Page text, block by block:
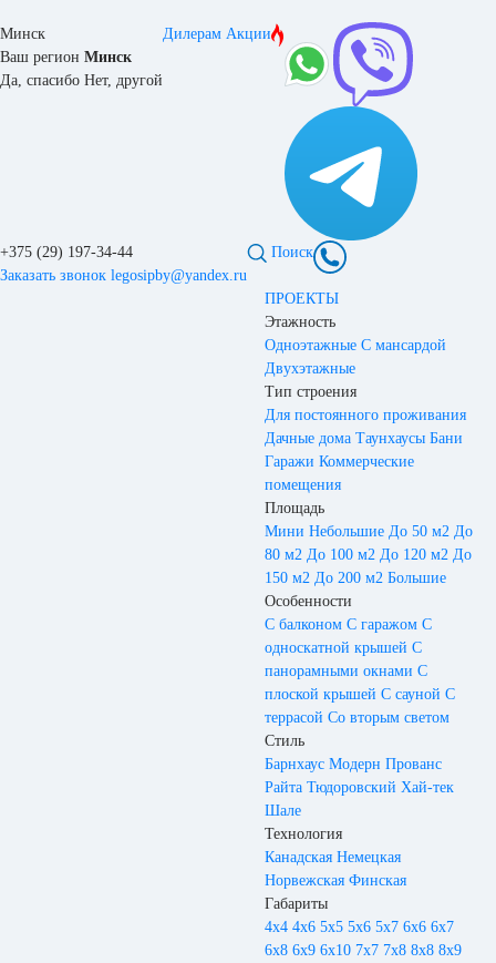
Минск
Ваш регион Минск
Да, спасибо Нет, другой
Дилерам Акции
+375 (29) 197-34-44
Заказать звонок legosipby@yandex.ru
Поиск
ПРОЕКТЫ
Этажность
Одноэтажные С мансардой
Двухэтажные
Тип строения
Для постоянного проживания
Дачные дома Таунхаусы Бани
Гаражи Коммерческие
помещения
Площадь
Мини Небольшие До 50 м2 До
80 м2 До 100 м2 До 120 м2 До
150 м2 До 200 м2 Большие
Особенности
С балконом С гаражом С
односкатной крышей С
панорамными окнами С
плоской крышей С сауной С
террасой Со вторым светом
Стиль
Барнхаус Модерн Прованс
Райта Тюдоровский Хай-тек
Шале
Технология
Канадская Немецкая
Норвежская Финская
Габариты
4х4 4х6 5х5 5х6 5х7 6х6 6х7
6х8 6х9 6х10 7х7 7х8 8х8 8х9